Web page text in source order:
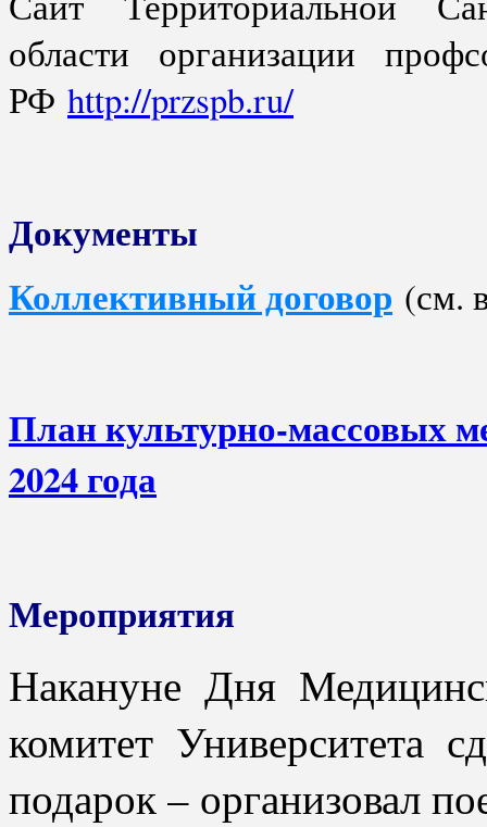
области организации
РФ http://przspb.ru/
Документы
Коллективный договор (см.
План культурно-массовых
2024 года
Мероприятия
Накануне Дня
комитет Университета
подарок – организовал